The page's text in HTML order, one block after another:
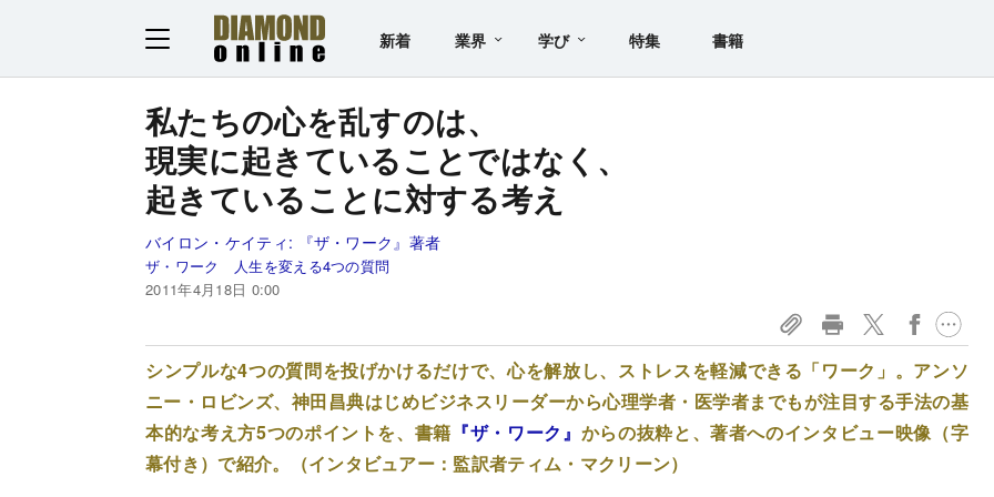
新着 業界 学び 特集 書籍
私たちの心を乱すのは、
現実に起きていることではなく、
起きていることに対する考え
バイロン・ケイティ: 『ザ・ワーク』著者
ザ・ワーク 人生を変える4つの質問
2011年4月18日 0:00
シンプルな4つの質問を投げかけるだけで、心を解放し、ストレスを軽減できる「ワーク」。アンソ
ニー・ロビンズ、神田昌典はじめビジネスリーダーから心理学者・医学者までもが注目する手法の基
本的な考え方5つのポイントを、書籍 『ザ・ワーク』 からの抜粋と、著者へのインタビュー映像（字
幕付き）で紹介。（インタビュアー：監訳者ティム・マクリーン）